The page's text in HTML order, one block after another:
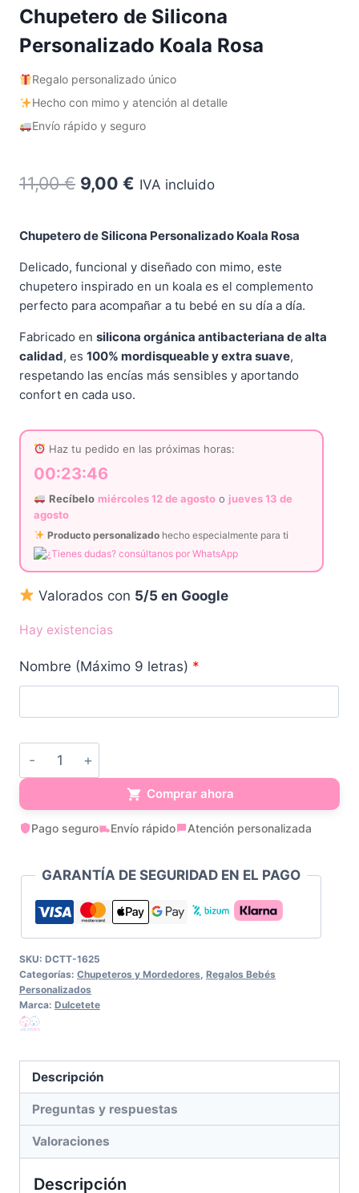
Chupetero de Silicona
Personalizado Koala Rosa
Regalo personalizado único
Hecho con mimo y atención al detalle
Envío rápido y seguro
11,00€ El
original
era:
11,00 €.
9,00 € El
actual
es:
9,00 €.
IVA incluido
Chupetero de Silicona Personalizado Koala Rosa
Delicado, funcional y diseñado con mimo, este
chupetero inspirado en un koala es el complemento
perfecto para acompañar a tu bebé en su día a día.
Fabricado en silicona orgánica antibacteriana de alta
calidad, es 100% mordisqueable y extra suave,
respetando las encías más sensibles y aportando
confort en cada uso.
Haz tu pedido en las próximas horas:
00:23:46
Recíbelo miércoles 12 de agostoo jueves 13 de
agosto
Producto personalizadohecho especialmente para ti
¿Tienes dudas? consúltanos por WhatsApp
Valorados con 5/5 en Google
Hay existencias
Nombre (Máximo 9 letras) *
Chupetero
Silicona
Personalizado
Rosa
cantidad
Comprar ahora
Pago seguro Envío rápido Atención personalizada
GARANTÍA DE SEGURIDAD EN EL PAGO
SKU: DCTT-1625
Categorías: Chupeteros y Mordedores Regalos Bebés
Personalizados
Marca: Dulcetete
Descripción
Preguntas y respuestas
Valoraciones
Descripción